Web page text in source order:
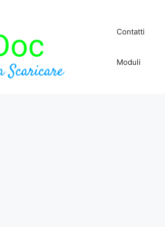
Contatti
Moduli